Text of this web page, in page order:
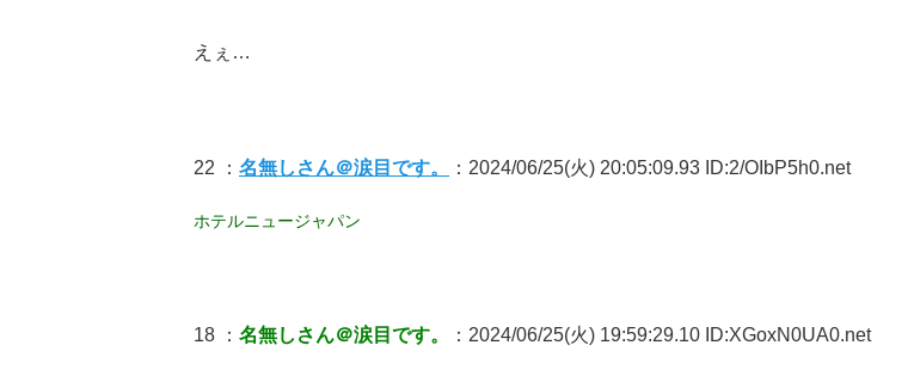
えぇ…
22 ： 名無しさん＠涙目です。 ：2024/06/25(火) 20:05:09.93 ID:2/OIbP5h0.net
ホテルニュージャパン
18 ： 名無しさん＠涙目です。 ：2024/06/25(火) 19:59:29.10 ID:XGoxN0UA0.net